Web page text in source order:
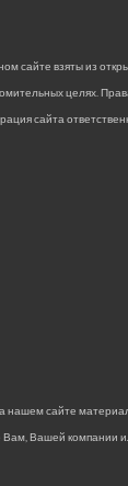
сайте взяты из
целях.
сайта
нашем сайте
Вашей компании